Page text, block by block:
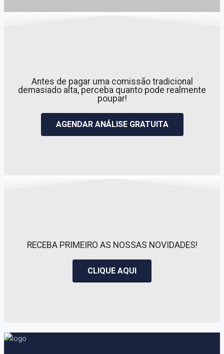
Antes de pagar uma comissão tradicional
demasiado alta, perceba quanto pode realmente
poupar!
AGENDAR ANÁLISE GRATUITA
RECEBA PRIMEIRO AS NOSSAS NOVIDADES!
CLIQUE AQUI